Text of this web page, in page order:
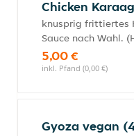
Chicken
knusprig frittiertes
Sauce nach Wahl.
5,00 €
inkl. Pfand (0,00 €)
Gyoza vegan